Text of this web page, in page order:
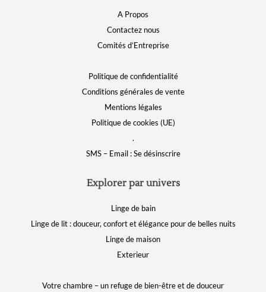
A Propos
Contactez nous
Comités d’Entreprise
Politique de confidentialité
Conditions générales de vente
Mentions légales
Politique de cookies (UE)
.
SMS – Email : Se désinscrire
Explorer par univers
Linge de bain
Linge de lit : douceur, confort et élégance pour de belles nuits
Linge de maison
Exterieur
Votre chambre – un refuge de bien-être et de douceur